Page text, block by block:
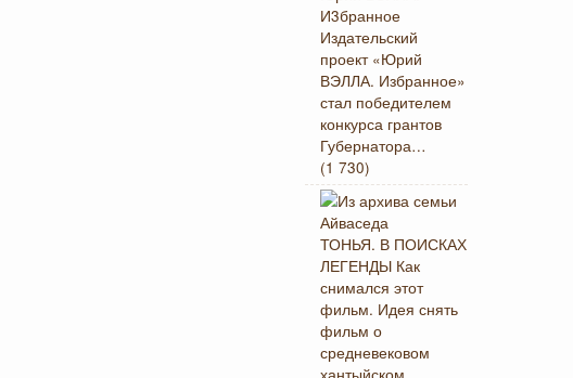
И3бранное
Издательский
проект «Юрий
ВЭЛЛА. Избранное»
стал победителем
конкурса грантов
Губернатора…
(1 730)
ТОНЬЯ. В ПОИСКАХ
ЛЕГЕНДЫ Как
снимался этот
фильм. Идея снять
фильм о
средневековом